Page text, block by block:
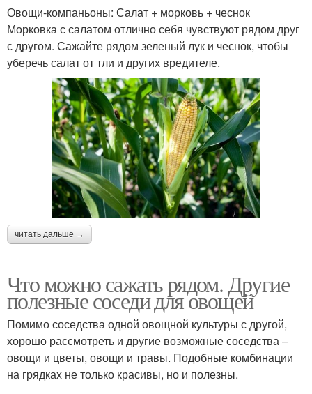
Овощи-компаньоны: Салат + морковь + чеснок
Морковка с салатом отлично себя чувствуют рядом друг
с другом. Сажайте рядом зеленый лук и чеснок, чтобы
уберечь салат от тли и других вредителе.
читать дальше →
Что можно сажать рядом. Другие
полезные соседи для овощей
Помимо соседства одной овощной культуры с другой,
хорошо рассмотреть и другие возможные соседства –
овощи и цветы, овощи и травы. Подобные комбинации
на грядках не только красивы, но и полезны.